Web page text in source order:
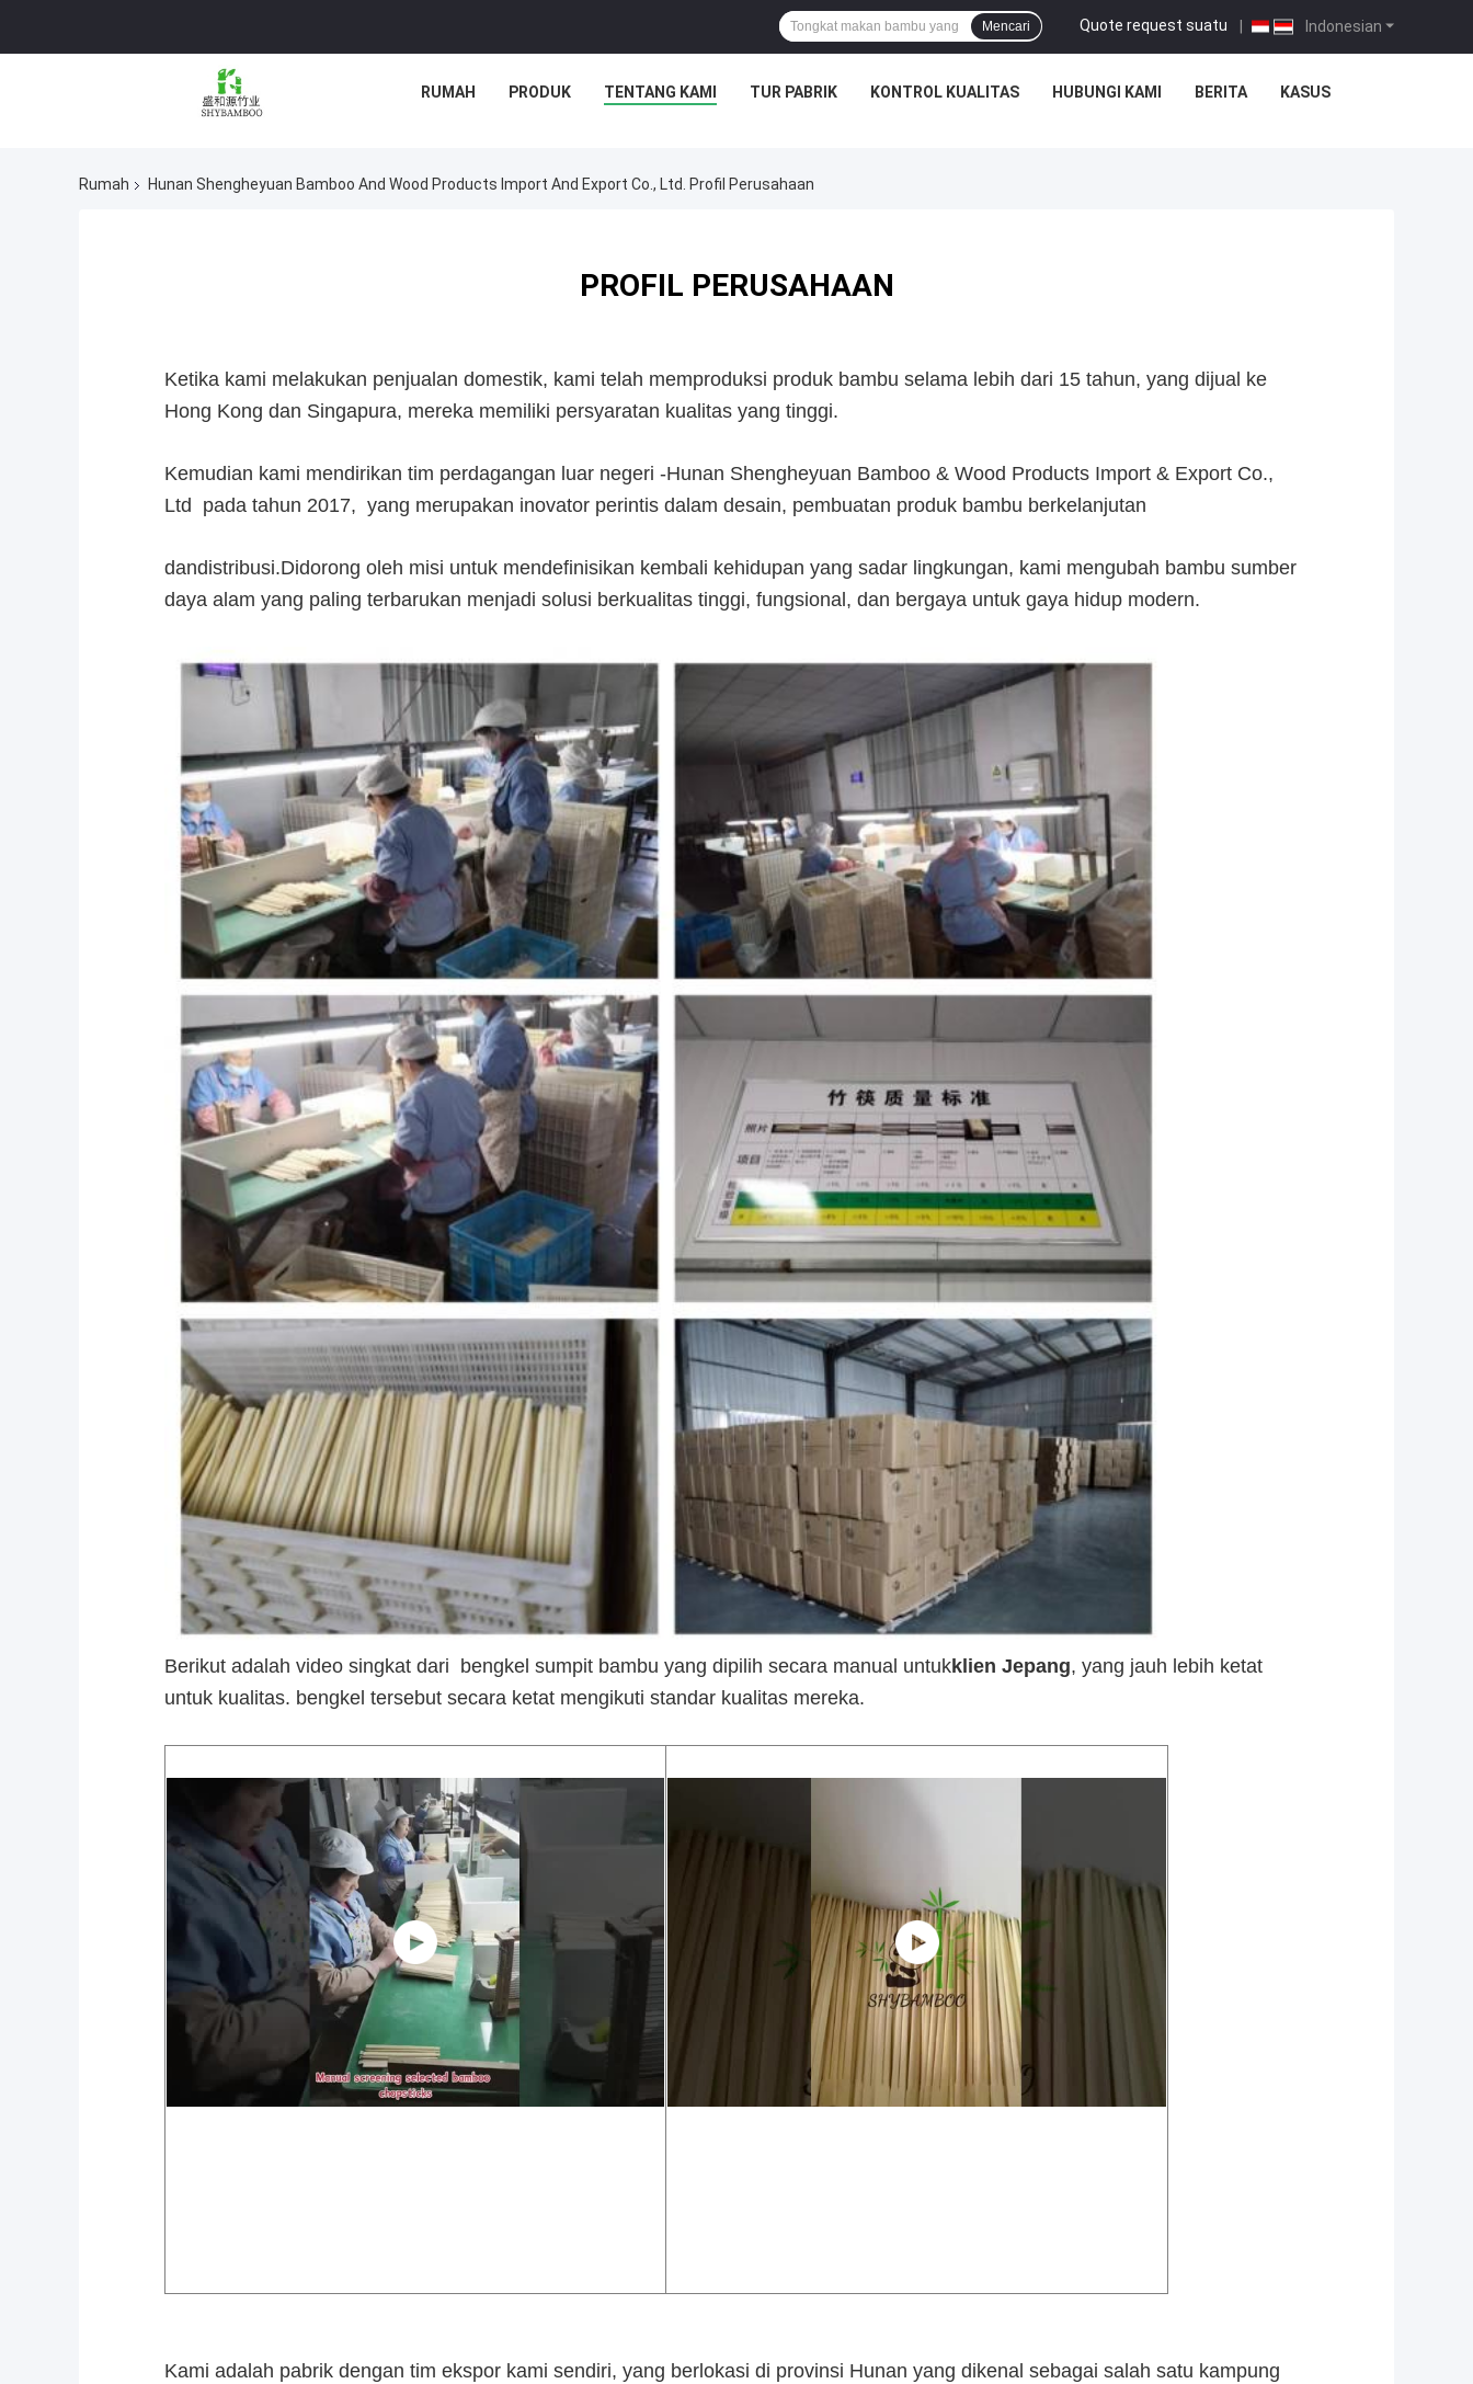
Indonesian
Quote request suatu |
Mencari
RUMAH PRODUK TENTANG KAMI TUR PABRIK KONTROL KUALITAS HUBUNGI KAMI BERITA KASUS
Rumah Hunan Shengheyuan Bamboo And Wood Products Import And Export Co., Ltd. Profil Perusahaan
PROFIL PERUSAHAAN
Ketika kami melakukan penjualan domestik, kami telah memproduksi produk bambu selama lebih dari 15 tahun, yang dijual ke
Hong Kong dan Singapura, mereka memiliki persyaratan kualitas yang tinggi.
Kemudian kami mendirikan tim perdagangan luar negeri -Hunan Shengheyuan Bamboo & Wood Products Import & Export Co.,
Ltd pada tahun 2017, yang merupakan inovator perintis dalam desain, pembuatan produk bambu berkelanjutan
dandistribusi.Didorong oleh misi untuk mendefinisikan kembali kehidupan yang sadar lingkungan, kami mengubah bambu sumber
daya alam yang paling terbarukan menjadi solusi berkualitas tinggi, fungsional, dan bergaya untuk gaya hidup modern.
Berikut adalah video singkat dari bengkel sumpit bambu yang dipilih secara manual untukklien Jepang, yang jauh lebih ketat
untuk kualitas. bengkel tersebut secara ketat mengikuti standar kualitas mereka.
Kami adalah pabrik dengan tim ekspor kami sendiri, yang berlokasi di provinsi Hunan yang dikenal sebagai salah satu kampung